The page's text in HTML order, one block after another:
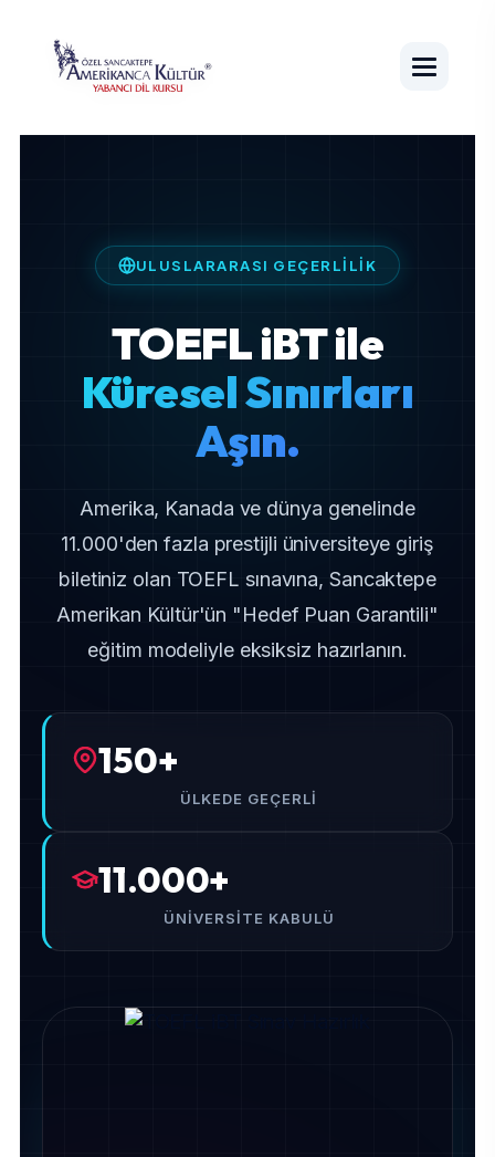
ULUSLARARASI GEÇERLILIK
TOEFL iBT ile
Küresel Sınırları
Aşın.
Amerika, Kanada ve dünya genelinde
11.000'den fazla prestijli üniversiteye giriş
biletiniz olan TOEFL sınavına, Sancaktepe
Amerikan Kültür'ün "Hedef Puan Garantili"
eğitim modeliyle eksiksiz hazırlanın.
150+
ÜLKEDE GEÇERLI
11.000+
ÜNIVERSITE KABULÜ